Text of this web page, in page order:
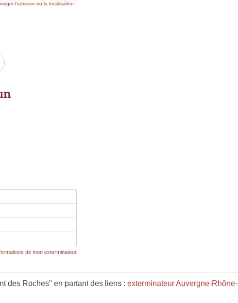
l’adresse ou la localisation
de mon exterminateur
des Roches" en partant des liens : exterminateur Auvergne-Rhône-